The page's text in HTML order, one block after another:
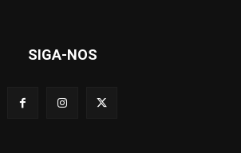
SIGA-NOS